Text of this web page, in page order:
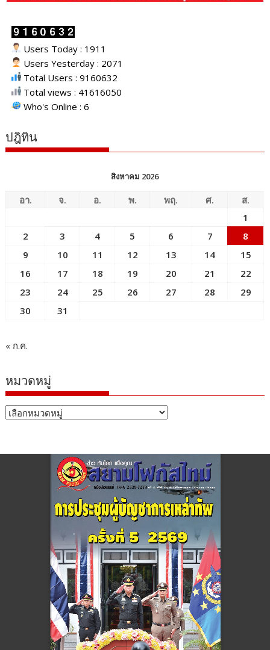
Users Today : 1911
Users Yesterday : 2071
Total Users : 9160632
Total views : 41616050
Who's Online : 6
ปฎิทิน
สิงหาคม 2026
อา. จ. อ. พ. พฤ. ศ.
ส.
1
2
3 4 5 6 7
8
9
10 11 12 13 14
15
16
17 18 19 20 21
22
23
24 25 26 27 28
29
30
31
« ก.ค.
หมวดหมู่
หมวด